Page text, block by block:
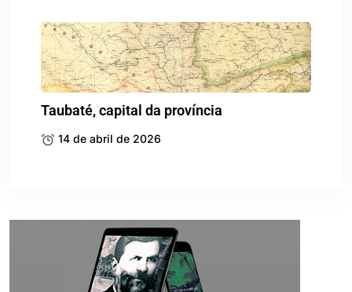
Taubaté, capital da província
14 de abril de 2026